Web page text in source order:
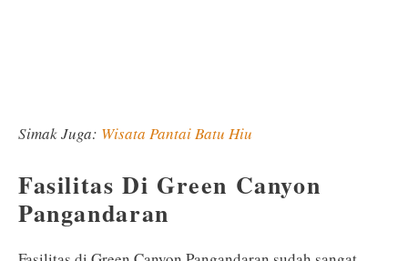
Simak Juga: Wisata Pantai Batu Hiu
Fasilitas Di Green Canyon
Pangandaran